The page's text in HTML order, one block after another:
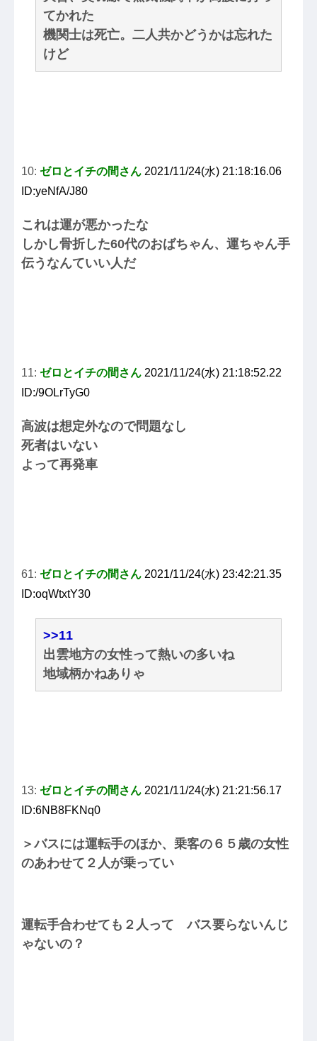
てかれた
機関士は死亡。二人共かどうかは忘れた
けど
10: ゼロとイチの間さん 2021/11/24(水) 21:18:16.06
ID:yeNfA/J80
これは運が悪かったな
しかし骨折した60代のおばちゃん、運ちゃん手
伝うなんていい人だ
11: ゼロとイチの間さん 2021/11/24(水) 21:18:52.22
ID:/9OLrTyG0
高波は想定外なので問題なし
死者はいない
よって再発車
61: ゼロとイチの間さん 2021/11/24(水) 23:42:21.35
ID:oqWtxtY30
>>11
出雲地方の女性って熱いの多いね
地域柄かねありゃ
13: ゼロとイチの間さん 2021/11/24(水) 21:21:56.17
ID:6NB8FKNq0
＞バスには運転手のほか、乗客の６５歳の女性
のあわせて２人が乗ってい
運転手合わせても２人って バス要らないんじ
ゃないの？